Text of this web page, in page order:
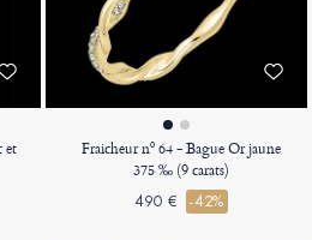
et
Fraicheur nº 64 - Bague Or jaune
375 ‰ (9 carats)
490 € -42%